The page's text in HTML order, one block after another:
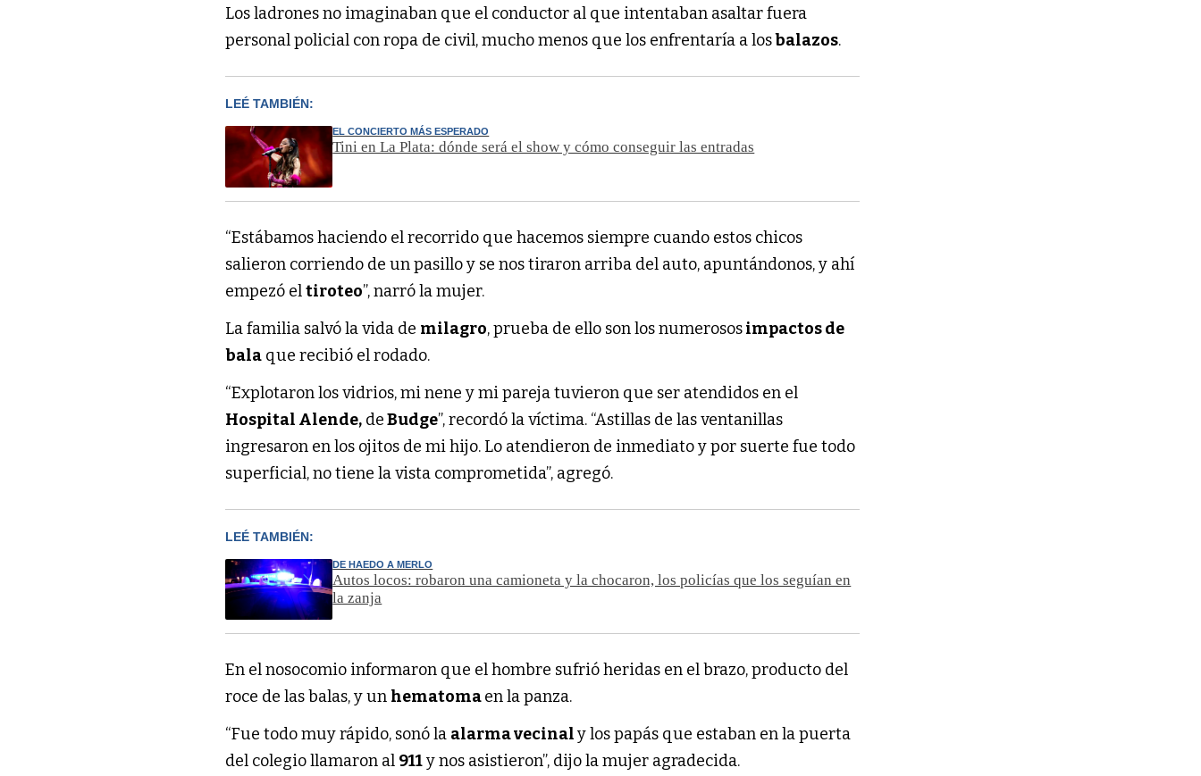
Los ladrones no imaginaban que el conductor al que intentaban asaltar fuera
personal policial con ropa de civil, mucho menos que los enfrentaría a losbalazos.
LEÉ TAMBIÉN:
EL CONCIERTO MÁS ESPERADO
Tini en La Plata: dónde será el show y cómo conseguir las entradas
“Estábamos haciendo el recorrido que hacemos siempre cuando estos chicos
salieron corriendo de un pasillo y se nos tiraron arriba del auto, apuntándonos, y ahí
empezó eltiroteo”, narró la mujer.
La familia salvó la vida de milagro, prueba de ello son los numerososimpactos de
bala que recibió el rodado.
“Explotaron los vidrios, mi nene y mi pareja tuvieron que ser atendidos en el
Hospital Alende, deBudge”, recordó la víctima. “Astillas de las ventanillas
ingresaron en los ojitos de mi hijo. Lo atendieron de inmediato y por suerte fue todo
superficial, no tiene la vista comprometida”, agregó.
LEÉ TAMBIÉN:
DE HAEDO A MERLO
Autos locos: robaron una camioneta y la chocaron, los policías que los seguían en
la zanja
En el nosocomio informaron que el hombre sufrió heridas en el brazo, producto del
roce de las balas, y un hematomaen la panza.
“Fue todo muy rápido, sonó la alarma vecinaly los papás que estaban en la puerta
del colegio llamaron al 911y nos asistieron”, dijo la mujer agradecida.